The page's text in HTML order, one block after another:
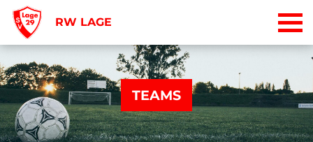
RW LAGE
TEAMS